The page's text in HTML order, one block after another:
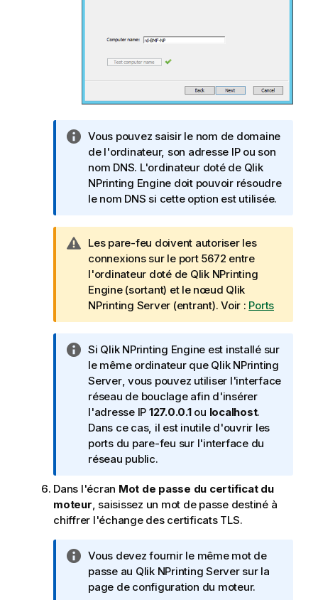
N
o
t
e
I
f
o
r
m
a
t
i
n
s
Vous pouvez saisir le nom de domaine
de l'ordinateur, son adresse IP ou son
nom DNS. L'ordinateur doté de Qlik
NPrinting Engine doit pouvoir résoudre
le nom DNS si cette option est utilisée.
N
o
t
e
A
v
r
t
i
s
s
e
m
e
t
Les pare-feu doivent autoriser les
connexions sur le port 5672 entre
l'ordinateur doté de Qlik NPrinting
Engine(sortant) et le nœud Qlik
NPrinting Server (entrant). Voir : Ports
N
o
t
e
I
n
f
o
m
a
t
o
n
s
Si Qlik NPrinting Engine est installé sur
le même ordinateur que Qlik NPrinting
Server, vous pouvez utiliser l'interface
réseau de bouclage afin d'insérer
l'adresse IP 127.0.0.1ou localhost.
Dans ce cas, il est inutile d'ouvrir les
ports du pare-feu sur l'interface du
réseau public.
Dans l'écran Mot de passe du certificat du
moteur , saisissez un mot de passe destiné à
chiffrer l'échange des certificats TLS.
N
o
t
Vous devez fournir le même mot de
passe au Qlik NPrinting Serversur la
page de configuration du moteur.